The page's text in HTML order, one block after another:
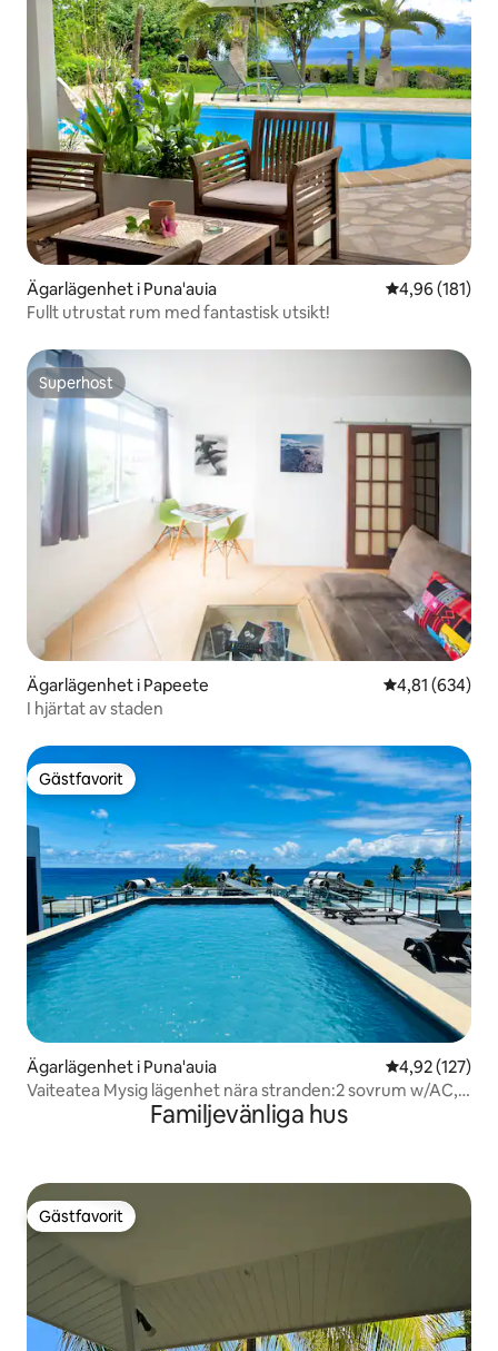
Ägarlägenhet i Puna'auia 4,96 av 5 i
4,96 (181)
Fullt utrustat rum med fantastisk utsikt!
Superhost
Superhost
Ägarlägenhet i Papeete 4,81 av 5 i
4,81 (634)
I hjärtat av staden
Gästfavorit
Gästfavorit
Ägarlägenhet i Puna'auia 4,92 av 5 i
4,92 (127)
Vaiteatea Mysig lägenhet nära stranden:2 sovrum w/AC,
Familjevänliga hus
Gästfavorit
Gästfavorit